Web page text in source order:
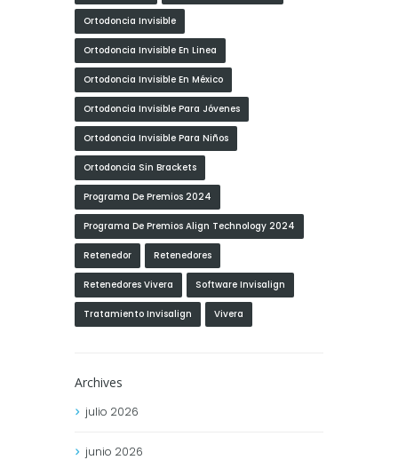
Ortodoncia Invisible
Ortodoncia Invisible En Linea
Ortodoncia Invisible En México
Ortodoncia Invisible Para Jóvenes
Ortodoncia Invisible Para Niños
Ortodoncia Sin Brackets
Programa De Premios 2024
Programa De Premios Align Technology 2024
Retenedor Retenedores
Retenedores Vivera Software Invisalign
Tratamiento Invisalign Vivera
Archives
julio 2026
junio 2026